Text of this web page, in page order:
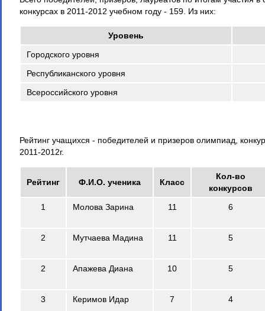
конкурсах в 2011-2012 учебном году - 159. Из них:
Уровень
Городского уровня
Республиканского уровня
Всероссийского уровня
Рейтинг учащихся - победителей и призеров олимпиад,
2011-2012г.
Рейтинг Ф.И.О. ученика Класс
Кол-во
конкурсов
1
Молова Зарина 11 6
2 Мутчаева Мадина 11 5
2 Апажева Диана 10 5
3 Керимов Идар 7 4